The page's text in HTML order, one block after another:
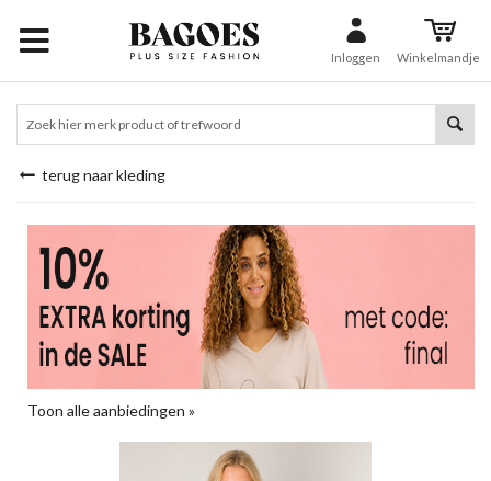
Inloggen Winkelmandje
terug naar kleding
Toon alle aanbiedingen »